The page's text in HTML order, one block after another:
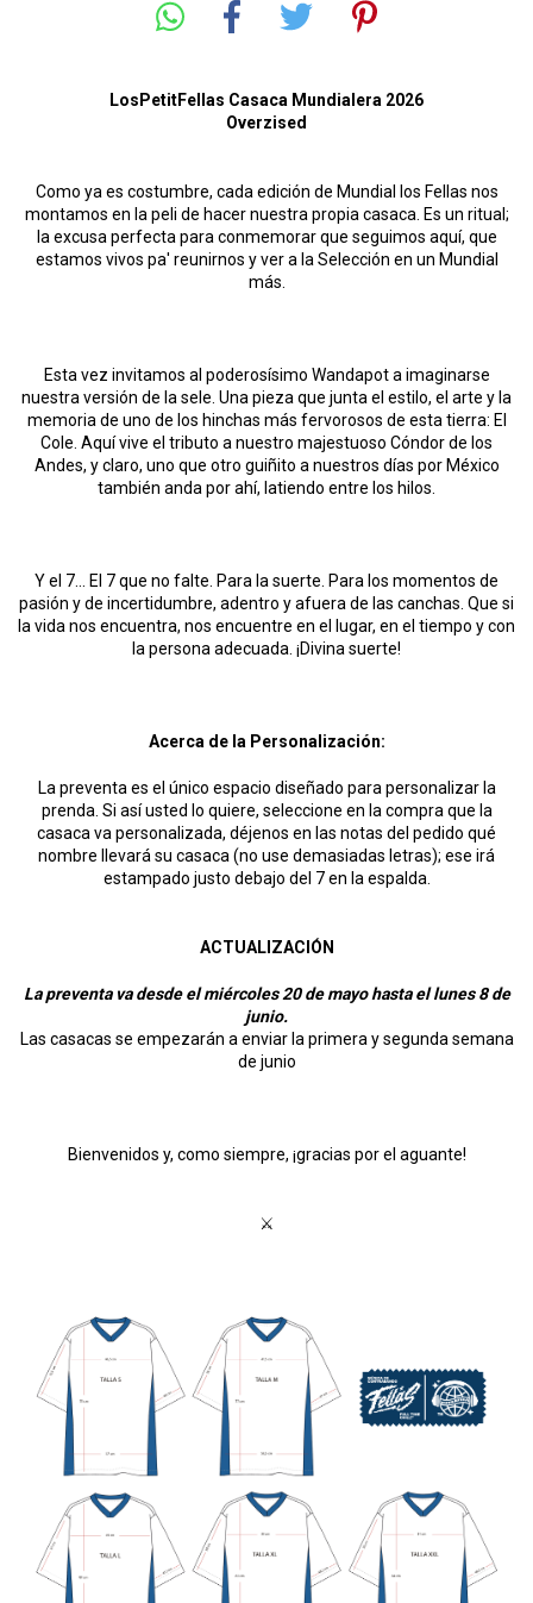
LosPetitFellas Casaca Mundialera 2026
Overzised
Como ya es costumbre, cada edición de Mundial los Fellas nos
montamos en la peli de hacer nuestra propia casaca. Es un ritual;
la excusa perfecta para conmemorar que seguimos aquí, que
estamos vivos pa' reunirnos y ver a la Selección en un Mundial
más.
Esta vez invitamos al poderosísimo Wandapot a imaginarse
nuestra versión de la sele. Una pieza que junta el estilo, el arte y la
memoria de uno de los hinchas más fervorosos de esta tierra: El
Cole. Aquí vive el tributo a nuestro majestuoso Cóndor de los
Andes, y claro, uno que otro guiñito a nuestros días por México
también anda por ahí, latiendo entre los hilos.
Y el 7... El 7 que no falte. Para la suerte. Para los momentos de
pasión y de incertidumbre, adentro y afuera de las canchas. Que si
la vida nos encuentra, nos encuentre en el lugar, en el tiempo y con
la persona adecuada. ¡Divina suerte!
Acerca de la Personalización:
La preventa es el único espacio diseñado para personalizar la
prenda. Si así usted lo quiere, seleccione en la compra que la
casaca va personalizada, déjenos en las notas del pedido qué
nombre llevará su casaca (no use demasiadas letras); ese irá
estampado justo debajo del 7 en la espalda.
ACTUALIZACIÓN
La preventa va desde el miércoles 20 de mayo hasta el lunes 8 de
junio.
Las casacas se empezarán a enviar la primera y segunda semana
de junio
Bienvenidos y, como siempre, ¡gracias por el aguante!
⚔